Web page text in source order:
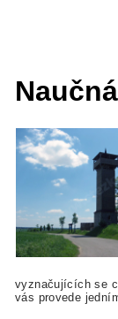
vyznačujících se
vás provede